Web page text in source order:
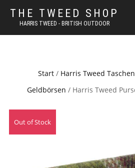
THE TWEED SHOP
HARRIS TWEED - BRITISH OUTDOOR
Start / Harris Tweed Taschen
Geldbörsen / Harris Tweed
Out of Stock